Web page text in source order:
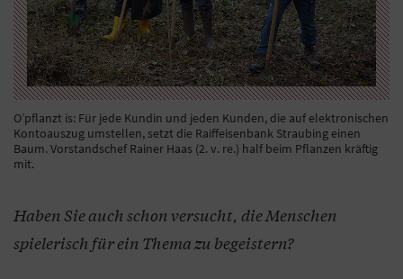
O’pflanzt is: Für jede Kundin und jeden Kunden, die auf elektronischen
Kontoauszug umstellen, setzt die Raiffeisenbank Straubing einen
Baum. Vorstandschef Rainer Haas (2. v. re.) half beim Pflanzen kräftig
mit.
Haben Sie auch schon versucht, die Menschen
spielerisch für ein Thema zu begeistern?